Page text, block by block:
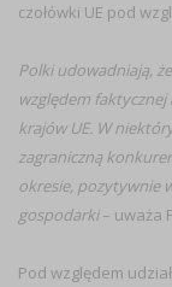
czołówki UE pod
Polki udowadniają,
względem
krajów UE. W
zagraniczną
okresie, pozytywnie
gospodarki– uważa
Pod względem